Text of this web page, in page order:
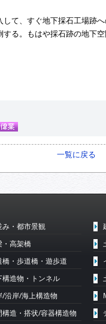
て、すぐ地下採石工場跡
る。もはや採石跡の地下
一覧に戻る
み・都市景観
・高架橋
橋・歩道橋・遊歩道
構造物・トンネル
/沿岸/海上構造物
構造・搭状/容器構造物